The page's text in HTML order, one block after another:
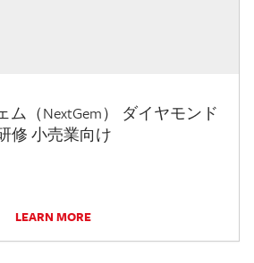
ム（NextGem） ダイヤモンド
修 小売業向け
LEARN MORE